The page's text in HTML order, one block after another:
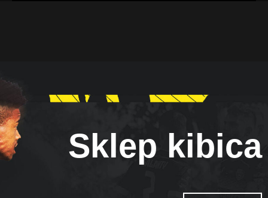
Sklep kibica